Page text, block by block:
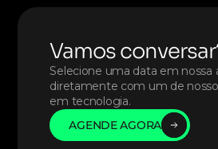
Vamos
Selecione uma data em nossa
diretamente com um de
em tecnologia.
AGENDE AGORA
AGENDE AGORA
AGENDE AGORA